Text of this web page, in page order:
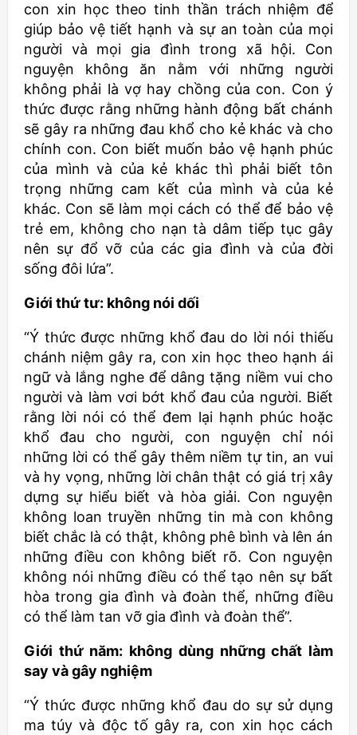
con xin học theo tinh thần trách nhiệm để
giúp bảo vệ tiết hạnh và sự an toàn của mọi
người và mọi gia đình trong xã hội. Con
nguyện không ăn nằm với những người
không phải là vợ hay chồng của con. Con ý
thức được rằng những hành động bất chánh
sẽ gây ra những đau khổ cho kẻ khác và cho
chính con. Con biết muốn bảo vệ hạnh phúc
của mình và của kẻ khác thì phải biết tôn
trọng những cam kết của mình và của kẻ
khác. Con sẽ làm mọi cách có thể để bảo vệ
trẻ em, không cho nạn tà dâm tiếp tục gây
nên sự đổ vỡ của các gia đình và của đời
sống đôi lứa”.
Giới thứ tư: không nói dối
“Ý thức được những khổ đau do lời nói thiếu
chánh niệm gây ra, con xin học theo hạnh ái
ngữ và lắng nghe để dâng tặng niềm vui cho
người và làm vơi bớt khổ đau của người. Biết
rằng lời nói có thể đem lại hạnh phúc hoặc
khổ đau cho người, con nguyện chỉ nói
những lời có thể gây thêm niềm tự tin, an vui
và hy vọng, những lời chân thật có giá trị xây
dựng sự hiểu biết và hòa giải. Con nguyện
không loan truyền những tin mà con không
biết chắc là có thật, không phê bình và lên án
những điều con không biết rõ. Con nguyện
không nói những điều có thể tạo nên sự bất
hòa trong gia đình và đoàn thể, những điều
có thể làm tan vỡ gia đình và đoàn thể”.
Giới thứ năm: không dùng những chất làm
say và gây nghiệm
“Ý thức được những khổ đau do sự sử dụng
ma túy và độc tố gây ra, con xin học cách